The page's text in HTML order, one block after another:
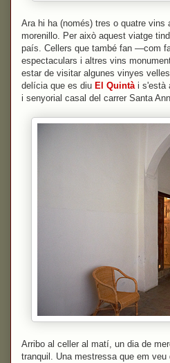
Ara hi ha (només) tres o quatre
morenillo. Per això aquest viatge
país. Cellers que també fan —com
espectaculars i altres vins
estar de visitar algunes vinyes
delícia que es diu El Quintài s'està
i senyorial casal del carrer Santa
Arribo al celler al matí, un dia de
tranquil. Una mestressa que em